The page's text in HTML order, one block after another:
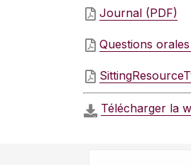
Journal (PDF)
Questions
Télécharger la